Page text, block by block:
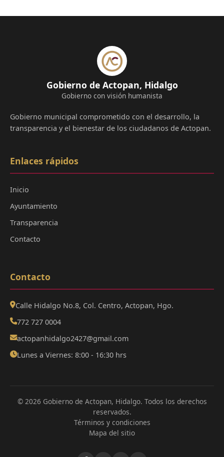
Gobierno de Actopan, Hidalgo
Gobierno con visión humanista
Gobierno municipal comprometido con el desarrollo, la
transparencia y el bienestar de los ciudadanos de Actopan.
Enlaces rápidos
Inicio
Ayuntamiento
Transparencia
Contacto
Contacto
Calle Hidalgo No.8, Col. Centro, Actopan, Hgo.
772 727 0004
actopanhidalgo2427@gmail.com
Lunes a Viernes: 8:00 - 16:30 hrs
© 2026 Gobierno de Actopan, Hidalgo. Todos los derechos
reservados.
Términos y condiciones
Mapa del sitio